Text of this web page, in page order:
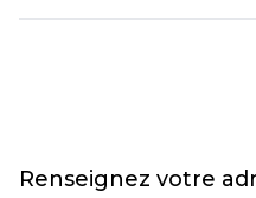
Renseignez votre